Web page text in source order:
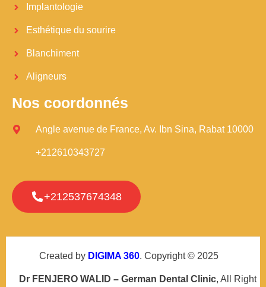
Implantologie
Esthétique du sourire
Blanchiment
Aligneurs
Nos coordonnés
Angle avenue de France, Av. Ibn Sina, Rabat 10000
+212610343727
+212537674348
Dr FENJERO WALID – German Dental Clinic, All Right
Created by DIGIMA 360. Copyright © 2025